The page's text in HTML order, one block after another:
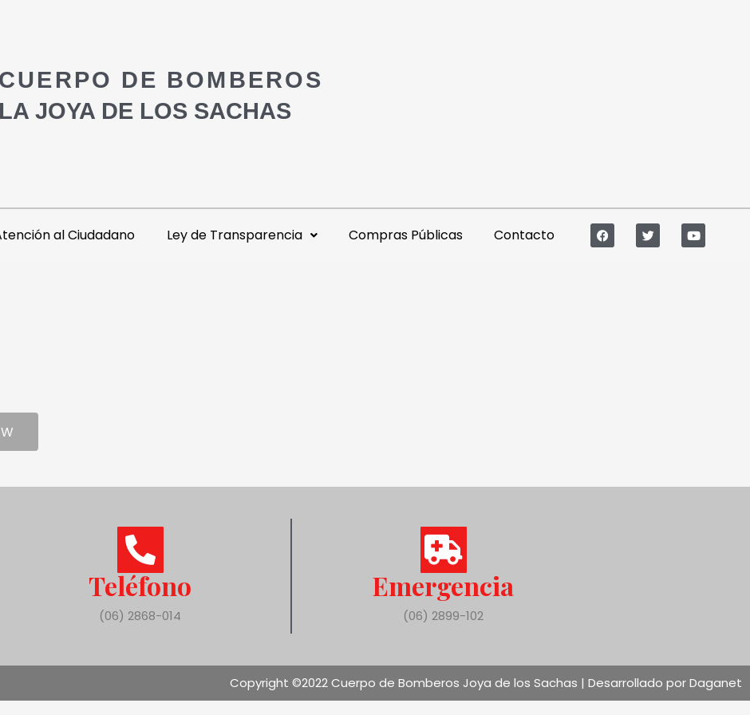
CUERPO DE BOMBEROS
LA JOYA DE LOS SACHAS
al Ciudadano Ley de Transparencia Compras Públicas Contacto
Teléfono
(06) 2868-014
Emergencia
(06) 2899-102
Copyright ©2022 Cuerpo de Bomberos Joya de los Sachas | Desarrollado por Daganet